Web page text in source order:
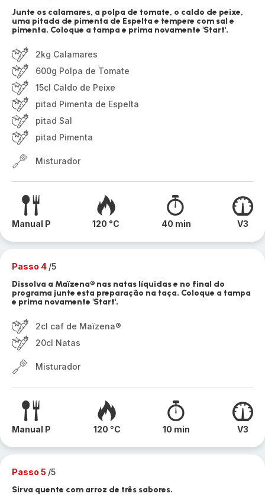
Junte os calamares, a polpa de tomate, o caldo de peixe,
uma pitada de pimenta de Espelta e tempere com sal e
pimenta. Coloque a tampa e prima novamente 'Start'.
2kg Calamares
600g Polpa de Tomate
15cl Caldo de Peixe
pitad Pimenta de Espelta
pitad Sal
pitad Pimenta
Misturador
Manual P 120 °C 40 min V3
Passo 4 /5
Dissolva a Maïzena® nas natas líquidas e no final do
programa junte esta preparação na taça. Coloque a tampa
e prima novamente 'Start'.
2cl caf de Maïzena®
20cl Natas
Misturador
Manual P 120 °C 10 min V3
Passo 5 /5
Sirva quente com arroz de três sabores.